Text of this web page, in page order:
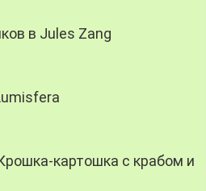
в Jules Zang
картошка с крабом и